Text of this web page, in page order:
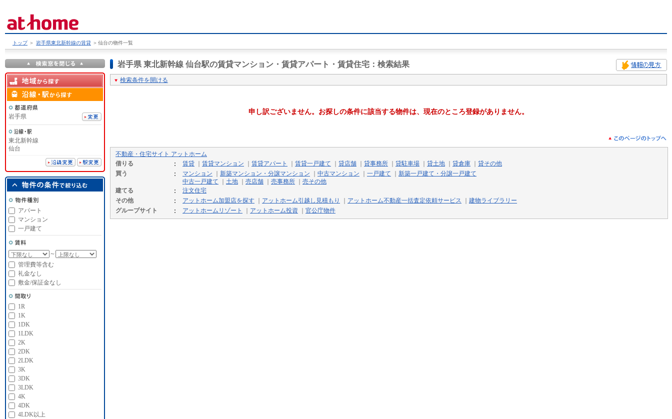
トップ ＞ 岩手県東北新幹線の賃貸 ＞ 仙台の物件一覧
岩手県 東北新幹線 仙台駅の賃貸マンション・賃貸アパート・賃貸住宅 ：検索結果
検索条件を開ける
申し訳ございません。お探しの条件に該当する物件は、現在のところ登録がありません。
不動産・住宅サイト アットホーム
借りる
賃貸 賃貸マンション 賃貸アパート 賃貸一戸建て 貸店舗 貸事務所 貸駐車場 貸土地 貸倉庫
貸その他
買う
マンション 新築マンション・分譲マンション 中古マンション 一戸建て
新築一戸建て・分譲一戸建て
中古一戸建て
土地 売店舗 売事務所
売その他
建てる
注文住宅
その他
アットホーム加盟店を探す アットホーム引越し見積もり アットホーム不動産一括査定依頼サービス
建物ライブラリー
グループサイト
アットホームリゾート アットホーム投資 官公庁物件
岩手県
東北新幹線
仙台
アパート
マンション
一戸建て
～
管理費等含む
礼金なし
敷金/保証金なし
1R
1K
1DK
1LDK
2K
2DK
2LDK
3K
3DK
3LDK
4K
4DK
4LDK以上